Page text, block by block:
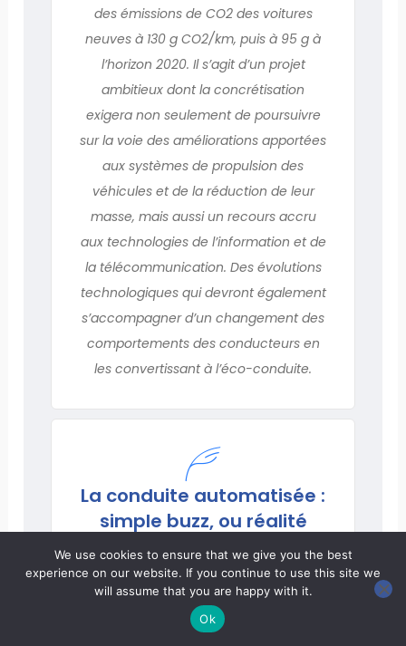
des émissions de CO2 des voitures
neuves à 130 g CO2/km, puis à 95 g à
l’horizon 2020. Il s’agit d’un projet
ambitieux dont la concrétisation
exigera non seulement de poursuivre
sur la voie des améliorations apportées
aux systèmes de propulsion des
véhicules et de la réduction de leur
masse, mais aussi un recours accru
aux technologies de l’information et de
la télécommunication. Des évolutions
technologiques qui devront également
s’accompagner d’un changement des
comportements des conducteurs en
les convertissant à l’éco-conduite.
La conduite automatisée :
simple buzz, ou réalité
industrielle ?
ParArnaud de LA FORTELLE
Professeur à Mines ParisTech, Centre
de Robotique
We use cookies to ensure that we give you the best
experience on our website. If you continue to use this site we
will assume that you are happy with it.
Ok